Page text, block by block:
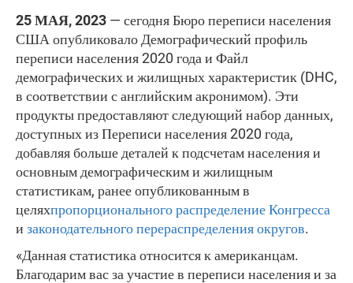
25 МАЯ, 2023 — сегодня Бюро переписи населения
США опубликовало Демографический профиль
переписи населения 2020 года и Файл
демографических и жилищных характеристик (DHC,
в соответствии с английским акронимом). Эти
продукты предоставляют следующий набор данных,
доступных из Переписи населения 2020 года,
добавляя больше деталей к подсчетам населения и
основным демографическим и жилищным
статистикам, ранее опубликованным в
целяхпропорционального распределение Конгресса
и законодательного перераспределения округов.
«Данная статистика относится к американцам.
Благодарим вас за участие в переписи населения и за